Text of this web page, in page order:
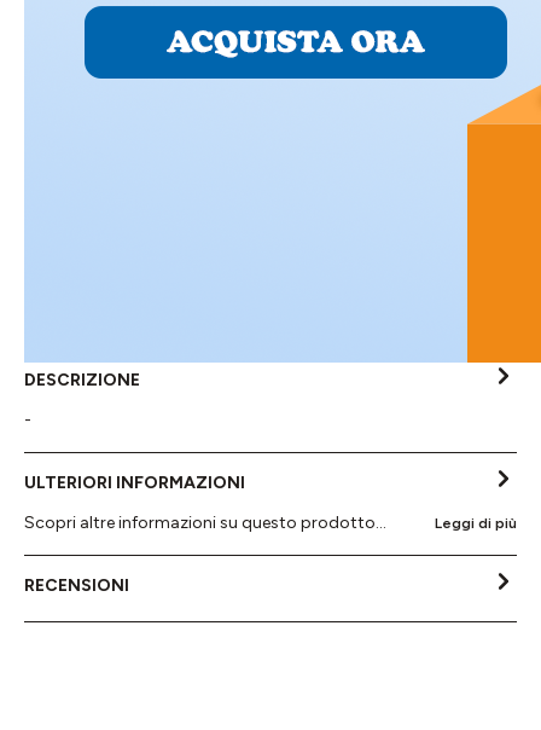
DESCRIZIONE
-
ULTERIORI INFORMAZIONI
Scopri altre informazioni su questo prodotto...
Leggi di più
RECENSIONI